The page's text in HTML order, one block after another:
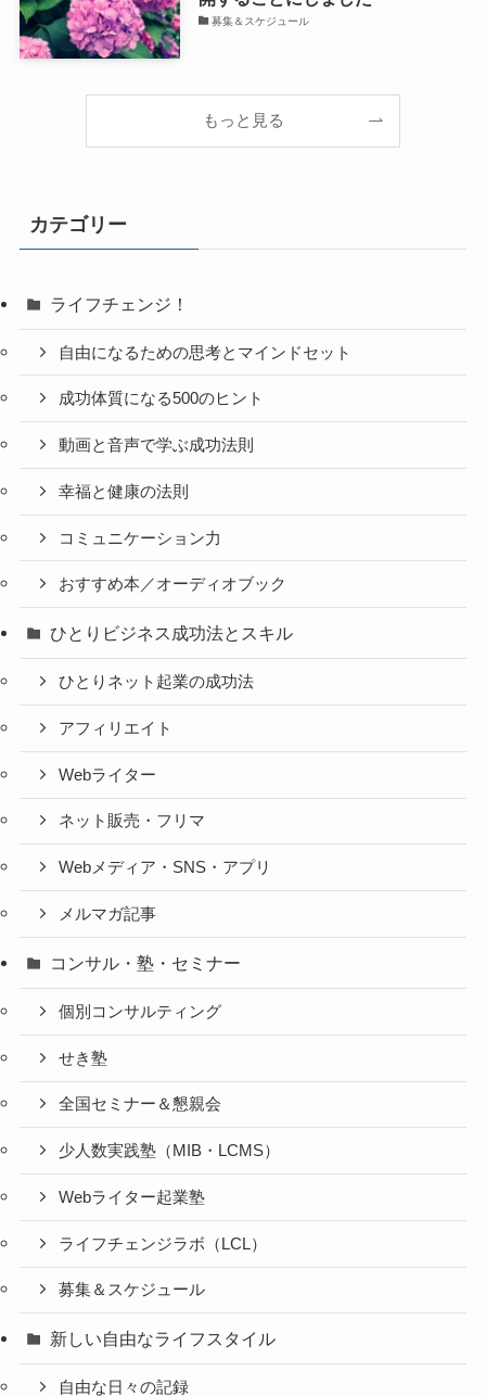
募集＆スケジュール
もっと見る
カテゴリー
ライフチェンジ！
自由になるための思考とマインドセット
成功体質になる500のヒント
動画と音声で学ぶ成功法則
幸福と健康の法則
コミュニケーション力
おすすめ本／オーディオブック
ひとりビジネス成功法とスキル
ひとりネット起業の成功法
アフィリエイト
Webライター
ネット販売・フリマ
Webメディア・SNS・アプリ
メルマガ記事
コンサル・塾・セミナー
個別コンサルティング
せき塾
全国セミナー＆懇親会
少人数実践塾（MIB・LCMS）
Webライター起業塾
ライフチェンジラボ（LCL）
募集＆スケジュール
新しい自由なライフスタイル
自由な日々の記録